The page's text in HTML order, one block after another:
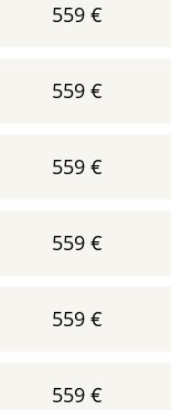
559 €
559 €
559 €
559 €
559 €
559 €